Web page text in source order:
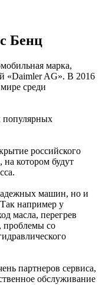
Бенц
марка,
«Daimler AG». В 2016
среди
популярных
российского
котором будут
машин, но и
например у
масла, перегрев
проблемы со
партнеров сервиса,
обслуживание